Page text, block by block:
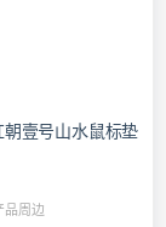
壹号山水鼠标垫
品周边